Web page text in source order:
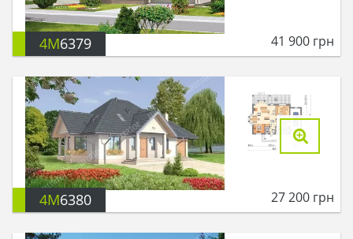
4M6379 41 900 грн
4M6380 27 200 грн